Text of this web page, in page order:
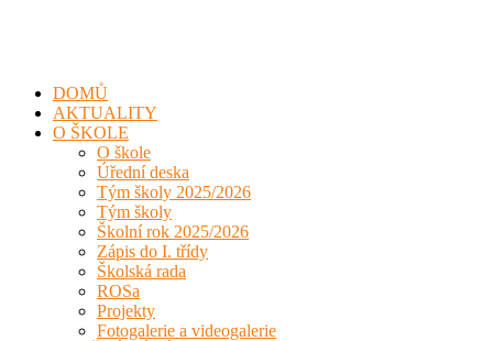
DOMŮ
AKTUALITY
O ŠKOLE
O škole
Úřední deska
Tým školy 2025/2026
Tým školy
Školní rok 2025/2026
Zápis do I. třídy
Školská rada
ROSa
Projekty
Fotogalerie a videogalerie